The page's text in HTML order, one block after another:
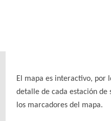
El mapa es interactivo, por
detalle de cada estación de
los marcadores del mapa.